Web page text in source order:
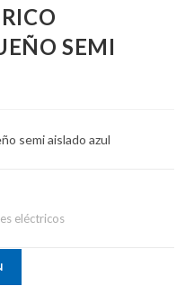
SEMI
semi aislado azul
eléctricos